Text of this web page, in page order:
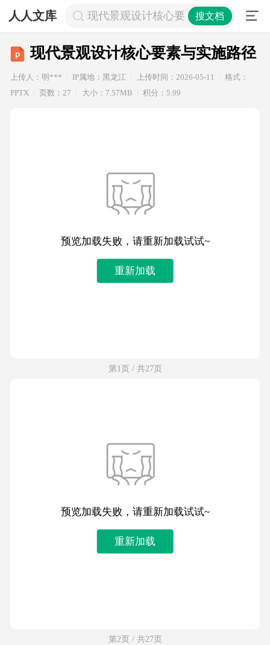
人人文库 现代景观设计核心要素与实施路径
搜文档
现代景观设计核心要素与实施路径
上传人：明*** IP属地：黑龙江 上传时间：2026-05-11
格式：
PPTX
页数：27 大小：7.57MB 积分：5.99
预览加载失败，请重新加载试试~
重新加载
第1页 / 共27页
预览加载失败，请重新加载试试~
重新加载
第2页 / 共27页